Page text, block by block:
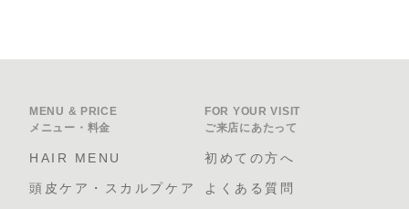
MENU & PRICE
メニュー・料金
HAIR MENU
頭皮ケア・スカルプケア
FOR YOUR VISIT
ご来店にあたって
初めての方へ
よくある質問